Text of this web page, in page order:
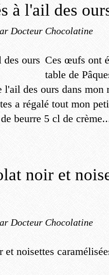
à l'ail des
Docteur Chocolatine
Ces œufs ont
table de
l'ail des ours dans mon
a régalé tout mon
beurre 5 cl de
noir et
Docteur Chocolatine